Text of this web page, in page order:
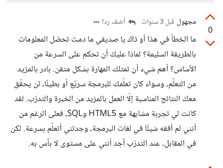
0
مجهول قبل 3 سنوات أضف ردا
ما الخطأ في هذا أو ذاك يا صديقي ما دمتَ تحصّل المعلومات
بالطريقة السليمة؟ لماذا عليكَ أن تحكم على السرعة من
الأساس؟ أهم شيء أن تمتلك المهارة بشكل متقن. بادر بالمزيد
من التعلّم، وسواء كان تعلّمك للبرمجة سريًع أو بطيئًا، لن يحقّق
معكَ النتائج المناسبة إلّا العمل بالمزيد من الخبرة والتدرّب. لقد
كانت لي تجربة مشابهة مع HTML5 وSQL، فعلى الرغم من
أنني لم أفقه شيئًا في لغات البرمجة، وجدتني أتعلّم بسرعة. لكن
في المقابل، عند التدرّب أجد أنني على مستوى لا بأس به.